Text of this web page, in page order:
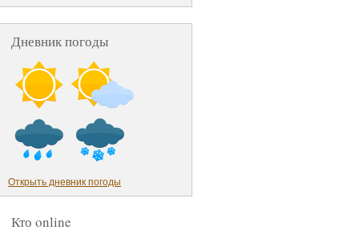
Дневник погоды
Открыть дневник погоды
Кто online